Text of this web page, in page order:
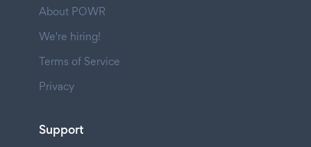
About POWR
We're hiring!
Terms of Service
Privacy
Support